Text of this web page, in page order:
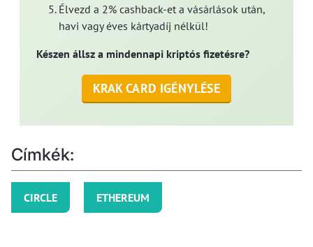
Élvezd a 2% cashback-et a vásárlások után,
havi vagy éves kártyadíj nélkül!
Készen állsz a mindennapi kriptós fizetésre?
KRAK CARD IGÉNYLÉSE
Címkék:
CIRCLE ETHEREUM